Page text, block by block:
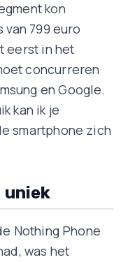
kon
799 euro
eerst in het
concurreren
en Google.
kan ik je
smartphone zich
uniek
Nothing Phone
was het